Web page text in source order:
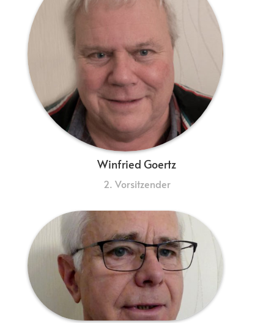
Winfried Goertz
2. Vorsitzender